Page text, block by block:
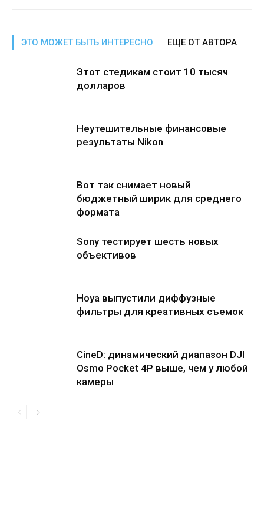
ЭТО МОЖЕТ БЫТЬ ИНТЕРЕСНО ЕЩЕ ОТ АВТОРА
Этот стедикам стоит 10 тысяч
долларов
Неутешительные финансовые
результаты Nikon
Вот так снимает новый
бюджетный ширик для среднего
формата
Sony тестирует шесть новых
объективов
Hoya выпустили диффузные
фильтры для креативных съемок
CineD: динамический диапазон DJI
Osmo Pocket 4P выше, чем у любой
камеры